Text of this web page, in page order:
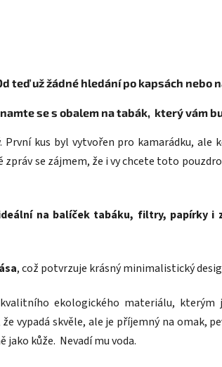
teď už žádné hledání po kapsách nebo
se s obalem na tabák, který vám
První kus byl vytvořen pro kamarádku,
se zájmem, že i vy chcete toto
na balíček tabáku, filtry, papírky i
, což potvrzuje krásný minimalistický
ekologického materiálu, kterým
že vypadá skvěle, ale je příjemný na omak,
jako kůže. Nevadí mu voda.